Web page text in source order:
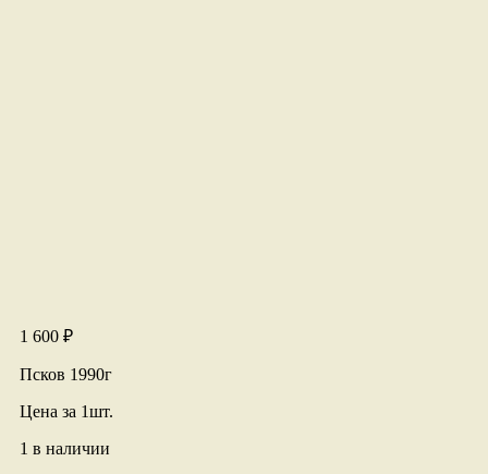
1 600 ₽
Псков 1990г
Цена за 1шт.
1 в наличии